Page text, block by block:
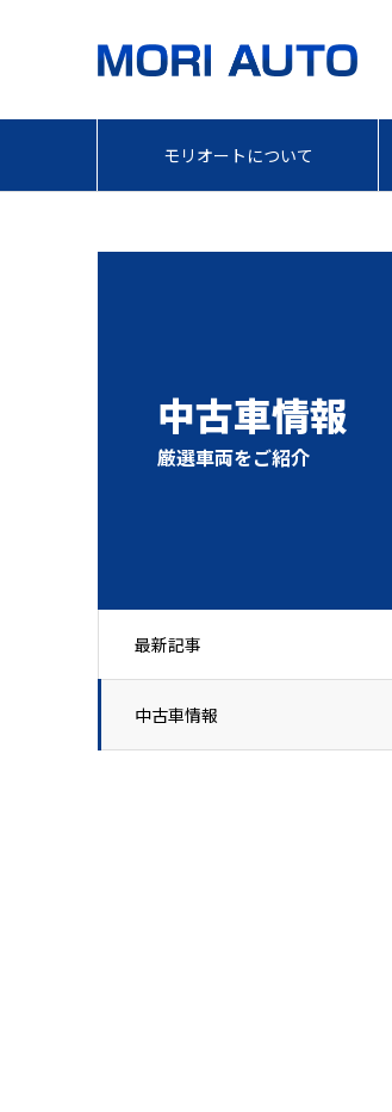
モリオートについて
中古車情報
厳選車両をご紹介
最新記事
中古車情報